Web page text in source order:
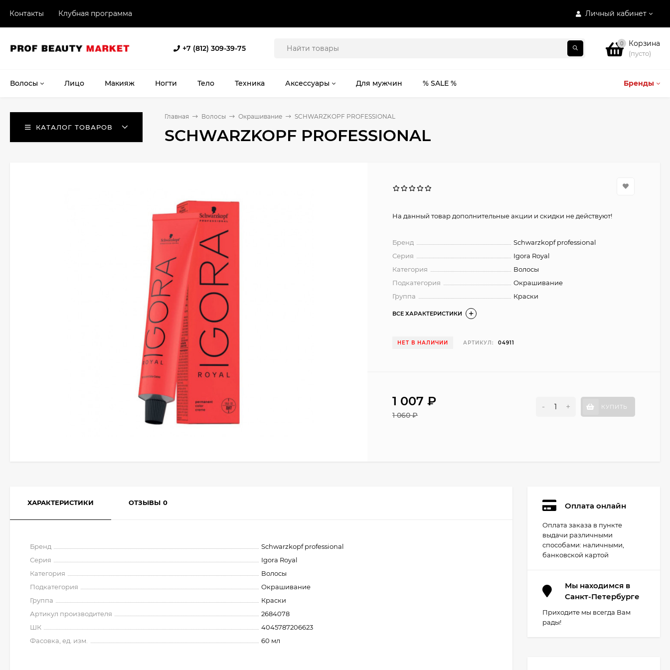
Личный кабинет
Контакты Клубная программа
+7 (812) 309-39-75
0 Корзина
(пусто)
Бренды
Волосы Лицо Макияж Ногти Тело Техника Аксессуары Для мужчин % SALE %
КАТАЛОГ ТОВАРОВ
Главная Волосы Окрашивание SCHWARZKOPF PROFESSIONAL
SCHWARZKOPF PROFESSIONAL
На данный товар дополнительные акции и скидки не действуют!
Бренд
Schwarzkopf professional
Серия
Igora Royal
Категория
Волосы
Подкатегория
Окрашивание
Группа
Краски
ВСЕ ХАРАКТЕРИСТИКИ
НЕТ В НАЛИЧИИ АРТИКУЛ: 04911
1 007 ₽
1 060 ₽
- + КУПИТЬ
ХАРАКТЕРИСТИКИ ОТЗЫВЫ 0
Бренд
Schwarzkopf professional
Серия
Igora Royal
Категория
Волосы
Подкатегория
Окрашивание
Группа
Краски
Артикул производителя
2684078
ШК
4045787206623
Фасовка, ед. изм.
60 мл
Оплата онлайн
Оплата заказа в пункте
выдачи различными
способами: наличными,
банковской картой
Мы находимся в
Санкт-Петербурге
Приходите мы всегда Вам
рады!